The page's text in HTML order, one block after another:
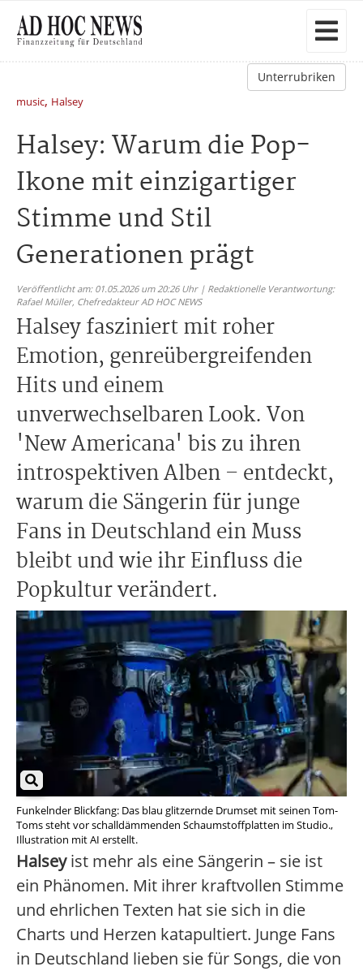
Unterrubriken
music, Halsey
Halsey: Warum die Pop-
Ikone mit einzigartiger
Stimme und Stil
Generationen prägt
Veröffentlicht am: 01.05.2026 um 20:26 Uhr | Redaktionelle Verantwortung:
Rafael Müller, Chefredakteur AD HOC NEWS
Halsey fasziniert mit roher
Emotion, genreübergreifenden
Hits und einem
unverwechselbaren Look. Von
'New Americana' bis zu ihren
introspektiven Alben – entdeckt,
warum die Sängerin für junge
Fans in Deutschland ein Muss
bleibt und wie ihr Einfluss die
Popkultur verändert.
Funkelnder Blickfang: Das blau glitzernde Drumset mit seinen Tom-
Toms steht vor schalldämmenden Schaumstoffplatten im Studio.,
Illustration mit AI erstellt.
Halseyist mehr als eine Sängerin – sie ist
ein Phänomen. Mit ihrer kraftvollen Stimme
und ehrlichen Texten hat sie sich in die
Charts und Herzen katapultiert. Junge Fans
in Deutschland lieben sie für Songs, die von